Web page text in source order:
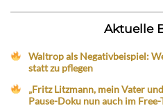
Aktuelle
Waltrop als Negativbeispiel:
statt zu pflegen
„Fritz Litzmann, mein Vater
Pause-Doku nun auch im Free-